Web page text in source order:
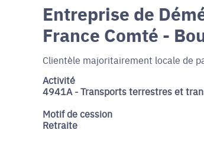
Entreprise de
France Comté -
Clientèle majoritairement locale de
Activité
4941A - Transports terrestres et
Motif de cession
Retraite